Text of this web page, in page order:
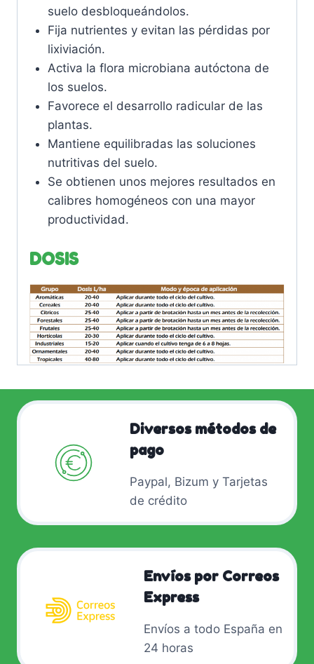
suelo desbloqueándolos.
Fija nutrientes y evitan las pérdidas por
lixiviación.
Activa la flora microbiana autóctona de
los suelos.
Favorece el desarrollo radicular de las
plantas.
Mantiene equilibradas las soluciones
nutritivas del suelo.
Se obtienen unos mejores resultados en
calibres homogéneos con una mayor
productividad.
DOSIS
Diversos métodos de
pago
Paypal, Bizum y Tarjetas
de crédito
Envíos por Correos
Express
Envíos a todo España en
24 horas